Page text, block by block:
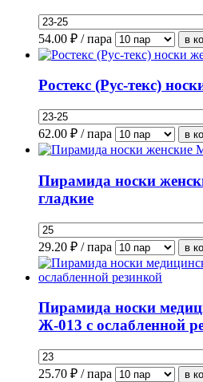
54.00 ₽ / пара
Ростекс (Рус-текс)
62.00 ₽ / пара
Пирамида носки
гладкие
29.20 ₽ / пара
Пирамида носки
Ж-013 с ослабленной
25.70 ₽ / пара